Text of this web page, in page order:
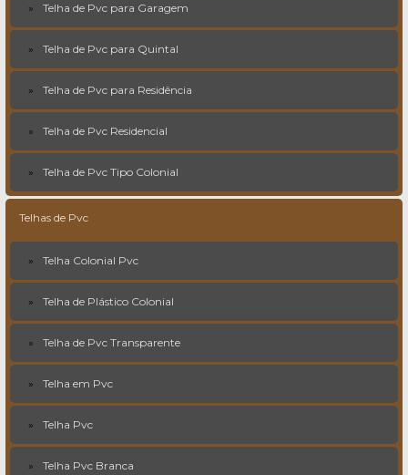
Telha de Pvc para Garagem
Telha de Pvc para Quintal
Telha de Pvc para Residência
Telha de Pvc Residencial
Telha de Pvc Tipo Colonial
Telhas de Pvc
Telha Colonial Pvc
Telha de Plástico Colonial
Telha de Pvc Transparente
Telha em Pvc
Telha Pvc
Telha Pvc Branca